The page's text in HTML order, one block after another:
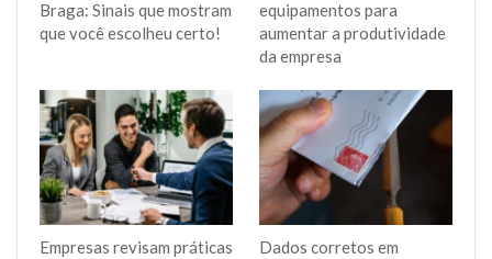
Braga: Sinais que mostram
que você escolheu certo!
equipamentos para
aumentar a produtividade
da empresa
Empresas revisam práticas
Dados corretos em